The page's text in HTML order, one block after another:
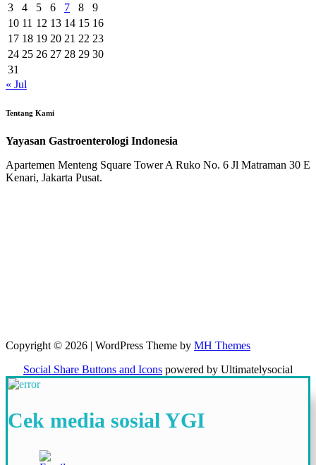
3
4 5 6 7 8
9
10 11 12 13 14 15 16
17 18 19 20 21 22 23
24 25 26 27 28 29 30
31
« Jul
Tentang Kami
Yayasan Gastroenterologi Indonesia
Apartemen Menteng Square Tower A Ruko No. 6 Jl Matraman 30 E
Kenari, Jakarta Pusat.
Copyright © 2026 | WordPress Theme by MH Themes
Social Share Buttons and Icons powered by Ultimatelysocial
Cek media sosial YGI